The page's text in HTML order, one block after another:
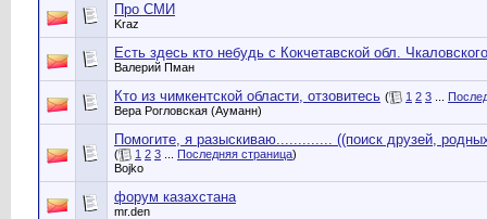
Про СМИ
Kraz
Есть здесь кто небудь с Кокчетавской обл.
Валерий Пман
Кто из чимкентской области, отзовитесь ( 1 2 3
Вера Рогловская (Ауманн)
Помогите, я разыскиваю............. ((поиск друзей,
( 1 2 3 Последняя страница)
Bojko
форум казахстана
mr.den